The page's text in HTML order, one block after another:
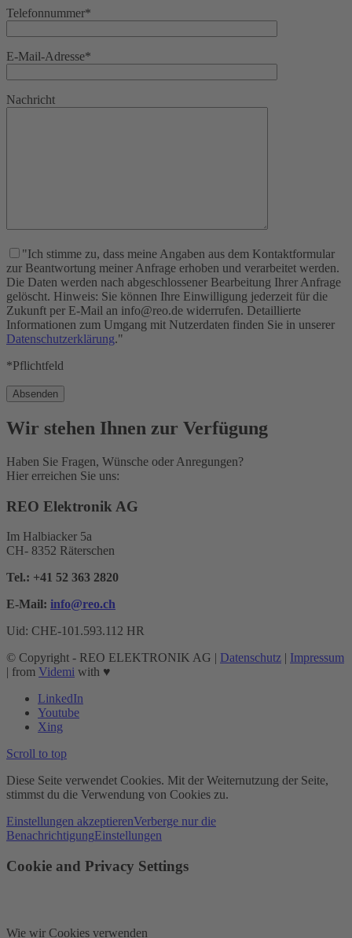
Telefonnummer*
E-Mail-Adresse*
Nachricht
"Ich stimme zu, dass meine Angaben aus dem Kontaktformular
zur Beantwortung meiner Anfrage erhoben und verarbeitet werden.
Die Daten werden nach abgeschlossener Bearbeitung Ihrer Anfrage
gelöscht. Hinweis: Sie können Ihre Einwilligung jederzeit für die
Zukunft per E-Mail an info@reo.de widerrufen. Detaillierte
Informationen zum Umgang mit Nutzerdaten finden Sie in unserer
Datenschutzerklärung."
*Pflichtfeld
Wir stehen Ihnen zur Verfügung
Haben Sie Fragen, Wünsche oder Anregungen?
Hier erreichen Sie uns:
REO Elektronik AG
Im Halbiacker 5a
CH- 8352 Räterschen
Tel.: +41 52 363 2820
E-Mail: info@reo.ch
Uid: CHE-101.593.112 HR
© Copyright - REO ELEKTRONIK AG | Datenschutz | Impressum
| from Videmi with ♥︎
LinkedIn
Youtube
Xing
Scroll to top
Diese Seite verwendet Cookies. Mit der Weiternutzung der Seite,
stimmst du die Verwendung von Cookies zu.
Einstellungen akzeptierenVerberge nur die
BenachrichtigungEinstellungen
Cookie and Privacy Settings
Wie wir Cookies verwenden